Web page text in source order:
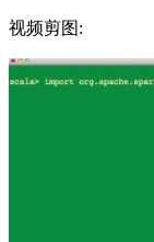
视频剪图: